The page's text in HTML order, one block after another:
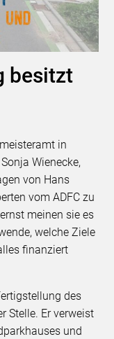
besitzt
in
Wienecke,
von Hans
vom ADFC zu
meinen sie es
welche Ziele
finanziert
des
Stelle. Er verweist
und